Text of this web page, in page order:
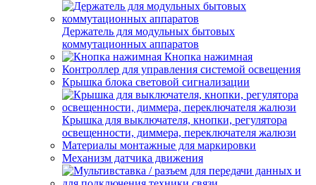
Держатель для модульных бытовых
коммутационных аппаратов
Кнопка нажимная
Контроллер для управления системой освещения
Крышка блока световой сигнализации
Крышка для выключателя, кнопки, регулятора
освещенности, диммера, переключателя жалюзи
Материалы монтажные для маркировки
Механизм датчика движения